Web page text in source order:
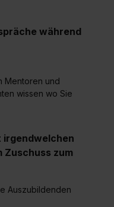
Informationen zu den
Klick auf „Details
während
Mentoren und
wissen wo Sie
irgendwelchen
Zuschuss zum
Auszubildenden